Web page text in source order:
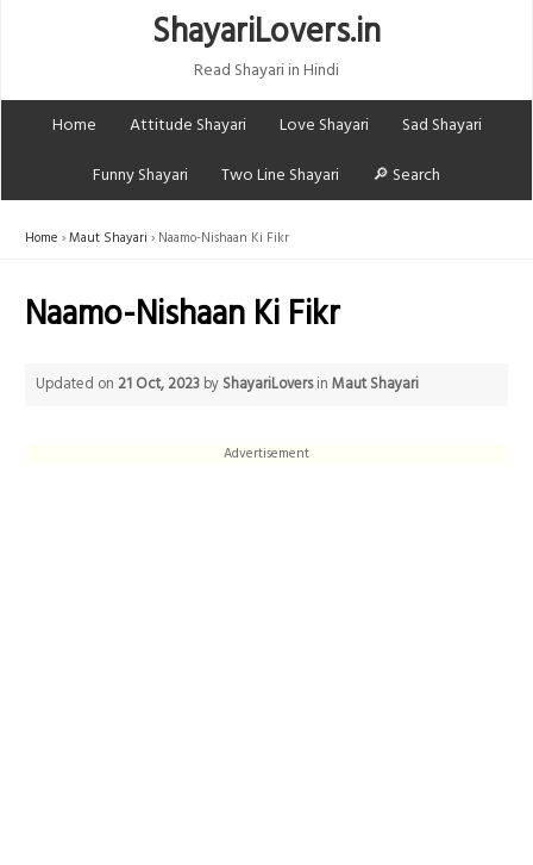
ShayariLovers.in
Read Shayari in Hindi
Home
Attitude Shayari Love Shayari
Sad Shayari
Funny Shayari
Two Line Shayari 🔎 Search
Home Maut Shayari Naamo-Nishaan Ki Fikr
Naamo-Nishaan Ki Fikr
Updated on 21 Oct, 2023 by ShayariLoversinMaut Shayari
Advertisement